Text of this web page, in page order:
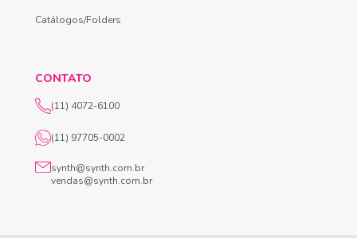
Catálogos/Folders
CONTATO
(11) 4072-6100
(11) 97705-0002
synth@synth.com.br
vendas@synth.com.br